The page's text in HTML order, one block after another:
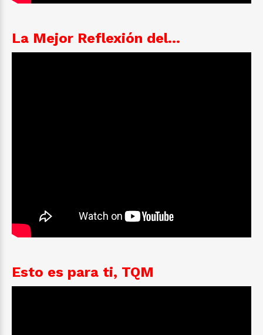
La Mejor Reflexión del...
Esto es para ti, TQM